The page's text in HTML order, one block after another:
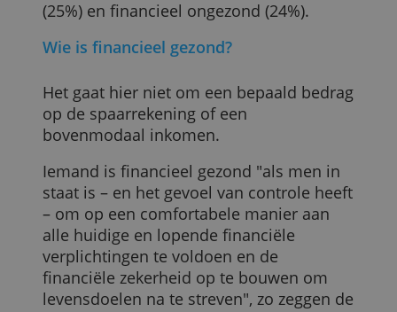
Volgens de onderzoekers zijn
Nederlandse huishoudens grofweg in te
delen in vier bijna even grote groepen:
financieel gezond (27%), financieel
toereikend (24%), financieel kwetsbaar
Wie is financieel gezond?
Het gaat hier niet om een bepaald
op de spaarrekening of een
bovenmodaal inkomen.